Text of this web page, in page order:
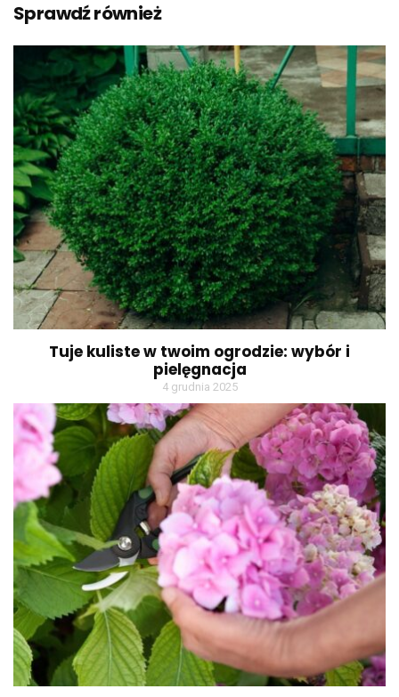
Sprawdź również
Tuje kuliste w twoim ogrodzie: wybór i
pielęgnacja
4 grudnia 2025